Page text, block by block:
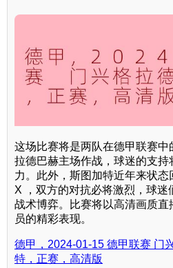
这场比赛将是两队在德甲联赛
拉德巴赫主场作战，球迷的支持
力。此外，斯图加特近年来状
X ，双方的对抗必将激烈，球
战术博弈。比赛将以高清画质
员的精彩表现。
德甲，2024-01-15 德甲联赛 门
特，正赛，高清版